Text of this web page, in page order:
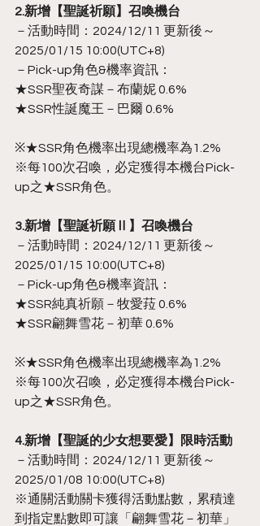
2.新增【聖誕祈願】召喚機台
－活動時間：2024/12/11 更新後～
2025/01/15 10:00(UTC+8)
－Pick-up角色&機率資訊：
★SSR聖夜奇謀－布蘭妮 0.6%
★SSR性誕魔王－巴爾 0.6%
※★SSR角色機率出現總機率為1.2%
※每100次召喚，必定獲得本機台Pick-
up之★SSR角色。
3.新增【聖誕祈願Ⅱ】召喚機台
－活動時間：2024/12/11 更新後～
2025/01/15 10:00(UTC+8)
－Pick-up角色&機率資訊：
★SSR純真祈願－牧愛菈 0.6%
★SSR翩舞雪花－初華 0.6%
※★SSR角色機率出現總機率為1.2%
※每100次召喚，必定獲得本機台Pick-
up之★SSR角色。
4.新增【聖誕的少女想要愛】限時活動
－活動時間：2024/12/11 更新後～
2025/01/08 10:00(UTC+8)
※通關活動關卡獲得活動點數，累積達
到指定點數即可讓「翩舞雪花－初華」